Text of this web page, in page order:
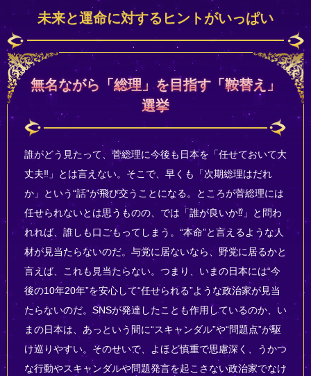
未来と運命に対するヒントがいっぱい
無名ながら「総理」を目指す「鞍替え」
選挙
誰がどう見たって、菅総理に今後も日本を「任せておいて大
丈夫‼」とは言えない。そこで、早くも「次期総理はだれ
か」という“話”が飛び交うことになる。ところが菅総理には
任せられないとは思うものの、では「誰が良いか⁉」と問わ
れれば、誰しも口ごもってしまう。“本命”と言えるような人
材が見当たらないのだ。与党に居ないなら、野党に居るかと
言えば、これも見当たらない。つまり、いまの日本には“今
後の10年20年”を安心して“任せられる”ような政治家が見当
たらないのだ。SNSが発達したことも作用しているのか、い
まの日本は、あっという間に“スキャンダル”や“問題点”が駆
け巡りやすい。そのせいで、よほど慎重で思慮深く、うかつ
な行動やスキャンダルや問題発言を起こさない政治家でなけ